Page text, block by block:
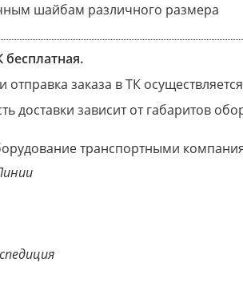
шай­бам раз­лич­но­го раз­ме­ра
бесплатная.
отправка заказа в ТК
доставки зависит от габаритов
транспортными